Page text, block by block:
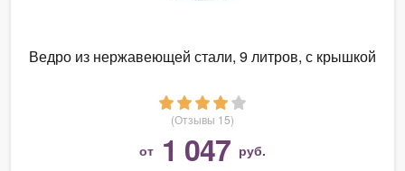
Ведро из нержавеющей стали, 9 литров, с крышкой
(Отзывы 15)
от 1 047 руб.